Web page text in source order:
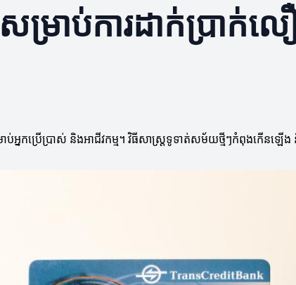
រាប់ការដាក់ប្រាក់ល
នកប្រើប្រាស់ និងអាជីវកម្ម។ វិធីសាស្ត្រទូទាត់សម័យថ្មីៗកំពុងកើនឡ